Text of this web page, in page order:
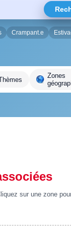
Crampant.e
Zones
sur une zone